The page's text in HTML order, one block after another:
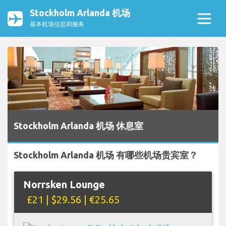
Stockholm Arlanda 机场
基本机场信息和服务
Stockholm Arlanda 机场 休息室
Stockholm Arlanda 机场 有哪些机场贵宾室？
Norrsken Lounge
£21 | $29.56 | €25.65